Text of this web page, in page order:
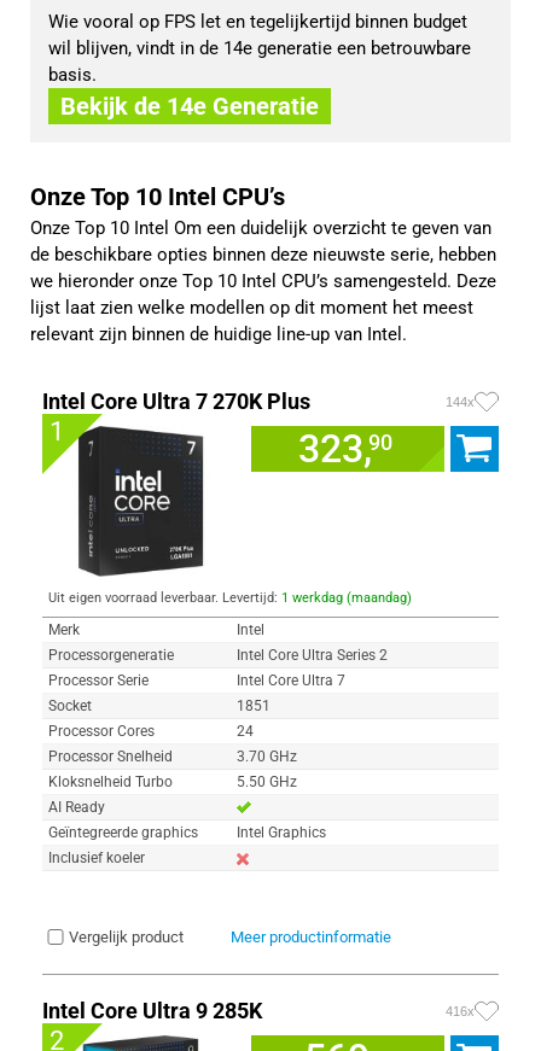
Wie vooral op FPS let en tegelijkertijd binnen budget
wil blijven, vindt in de 14e generatie een betrouwbare
basis.
Bekijk de 14e Generatie
Onze Top 10 Intel CPU’s
Onze Top 10 Intel Om een duidelijk overzicht te geven van
de beschikbare opties binnen deze nieuwste serie, hebben
we hieronder onze Top 10 Intel CPU’s samengesteld. Deze
lijst laat zien welke modellen op dit moment het meest
relevant zijn binnen de huidige line-up van Intel.
Intel Core Ultra 7 270K Plus 144x
1 323,90
Uit eigen voorraad leverbaar. Levertijd: 1 werkdag (maandag)
Merk
Intel
Processorgeneratie
Intel Core Ultra Series 2
Processor Serie
Intel Core Ultra 7
Socket
1851
Processor Cores
24
Processor Snelheid
3.70 GHz
Kloksnelheid Turbo
5.50 GHz
AI Ready
Geïntegreerde graphics
Intel Graphics
Inclusief koeler
Vergelijk product Meer productinformatie
Intel Core Ultra 9 285K 416x
2